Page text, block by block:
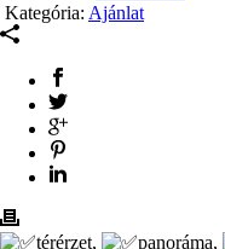
Kategória: Ajánlat
térérzet, panoráma,